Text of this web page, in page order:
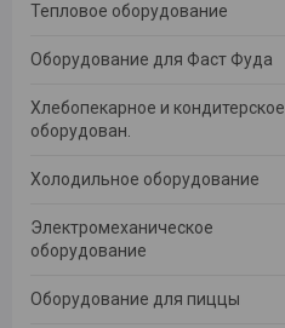
Тепловое оборудование
Оборудование для Фаст Фуда
Хлебопекарное и кондитерское
оборудован.
Холодильное оборудование
Электромеханическое
оборудование
Оборудование для пиццы